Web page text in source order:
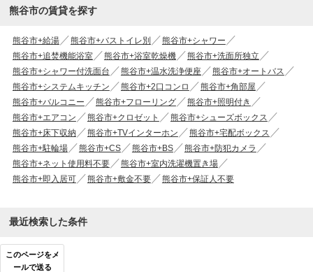
熊谷市の賃貸を探す
熊谷市+給湯 熊谷市+バストイレ別
熊谷市+シャワー
熊谷市+追焚機能浴室
熊谷市+浴室乾燥機
熊谷市+洗面所独立
熊谷市+シャワー付洗面台
熊谷市+温水洗浄便座
熊谷市+オートバス
熊谷市+システムキッチン
熊谷市+2口コンロ
熊谷市+角部屋
熊谷市+バルコニー
熊谷市+フローリング
熊谷市+照明付き
熊谷市+エアコン
熊谷市+クロゼット
熊谷市+シューズボックス
熊谷市+床下収納
熊谷市+TVインターホン
熊谷市+宅配ボックス
熊谷市+駐輪場
熊谷市+CS 熊谷市+BS
熊谷市+防犯カメラ
熊谷市+ネット使用料不要
熊谷市+室内洗濯機置き場
熊谷市+即入居可
熊谷市+敷金不要 熊谷市+保証人不要
最近検索した条件
このページをメ
ールで送る